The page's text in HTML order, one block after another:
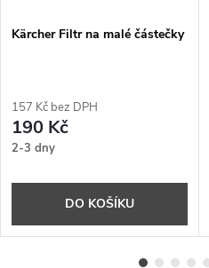
Kärcher Filtr na malé částečky
157 Kč bez DPH
190 Kč
2-3 dny
DO KOŠÍKU